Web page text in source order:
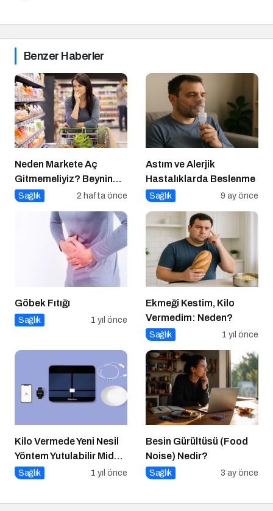
Benzer Haberler
Neden Markete Aç
Gitmemeliyiz? Beynin
Satın Alma Psikolojisi
Sağlık 2 hafta önce
Astım ve Alerjik
Hastalıklarda Beslenme
Sağlık 9 ay önce
Göbek Fıtığı
Sağlık 1 yıl önce
Ekmeği Kestim, Kilo
Vermedim: Neden?
Sağlık 1 yıl önce
Kilo Vermede Yeni Nesil
Yöntem Yutulabilir Mide
Balonu ile Ameliyatsız
Sağlık 1 yıl önce
Besin Gürültüsü (Food
Noise) Nedir?
Sağlık 3 ay önce